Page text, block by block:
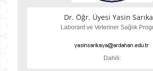
Dr. Öğr. Üyesi Yasin
Laborant ve Veteriner Sağlık
Dahili: